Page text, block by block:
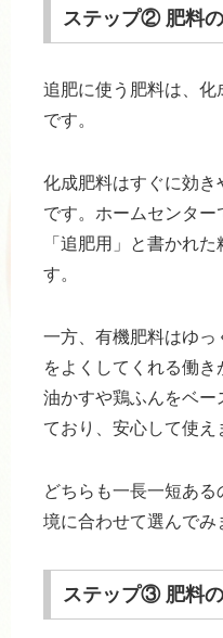
ステップ② 肥料
追肥に使う肥料は、化
です。
化成肥料はすぐに効
です。ホームセンタ
「追肥用」と書かれ
す。
一方、有機肥料はゆっ
をよくしてくれる働き
油かすや鶏ふんをベ
ており、安心して使え
どちらも一長一短あ
境に合わせて選んでみ
ステップ③ 肥料